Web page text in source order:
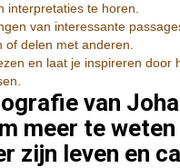
interpretaties te horen.
van interessante
of delen met anderen.
en laat je inspireren door
van
meer te
zijn leven en